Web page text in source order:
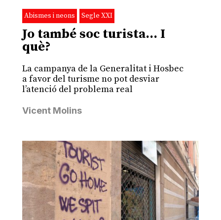
Abismes i neons Segle XXI
Jo també soc turista… I
què?
La campanya de la Generalitat i Hosbec
a favor del turisme no pot desviar
l’atenció del problema real
Vicent Molins